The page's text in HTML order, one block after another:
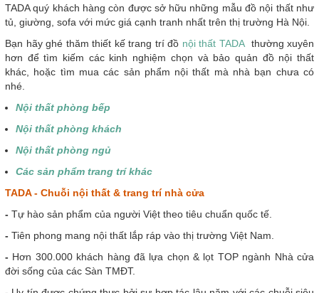
TADA quý khách hàng còn được sở hữu những mẫu đồ nội thất như
tủ, giường, sofa với mức giá cạnh tranh nhất trên thị trường Hà Nội.
Bạn hãy ghé thăm thiết kế trang trí đồ nội thất TADA thường xuyên
hơn để tìm kiếm các kinh nghiệm chọn và bảo quản đồ nội thất
khác, hoặc tìm mua các sản phẩm nội thất mà nhà bạn chưa có
nhé.
Nội thất phòng bếp
Nội thất phòng khách
Nội thất phòng ngủ
Các sản phẩm trang trí khác
TADA - Chuỗi nội thất & trang trí nhà cửa
- Tự hào sản phẩm của người Việt theo tiêu chuẩn quốc tế.
- Tiên phong mang nội thất lắp ráp vào thị trường Việt Nam.
- Hơn 300.000 khách hàng đã lựa chọn & lọt TOP ngành Nhà cửa
đời sống của các Sàn TMĐT.